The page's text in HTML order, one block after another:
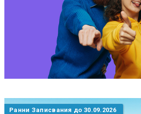
Ранни Записвания до 30.09.2026